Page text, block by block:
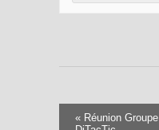
« Réunion Groupe